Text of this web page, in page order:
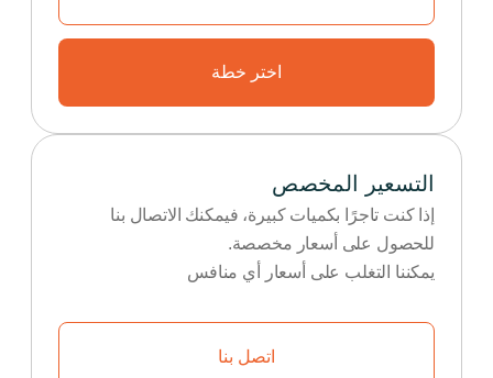
اختر خطة
التسعير المخصص
إذا كنت تاجرًا بكميات كبيرة، فيمكنك الاتصال بنا
للحصول على أسعار مخصصة.
يمكننا التغلب على أسعار أي منافس
اتصل بنا